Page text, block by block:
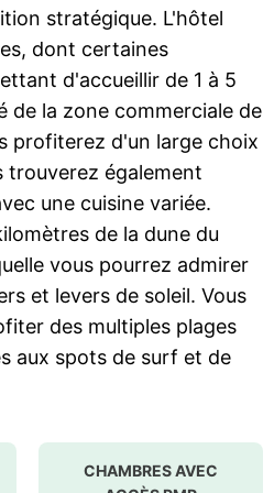
stratégique. L'hôtel
dont certaines
d'accueillir de 1 à 5
de la zone commerciale de
profiterez d'un large choix
trouverez également
une cuisine variée.
de la dune du
vous pourrez admirer
et levers de soleil. Vous
des multiples plages
aux spots de surf et de
CHAMBRES AVEC